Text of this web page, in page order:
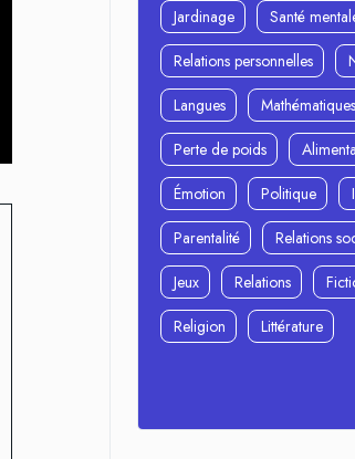
Jardinage
Santé
Relations personnelles
Langues
Mathématiques
Perte de poids
Émotion
Politique
Parentalité
Relations
Jeux
Relations
Religion
Littérature